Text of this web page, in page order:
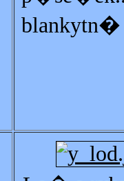
blankytn�